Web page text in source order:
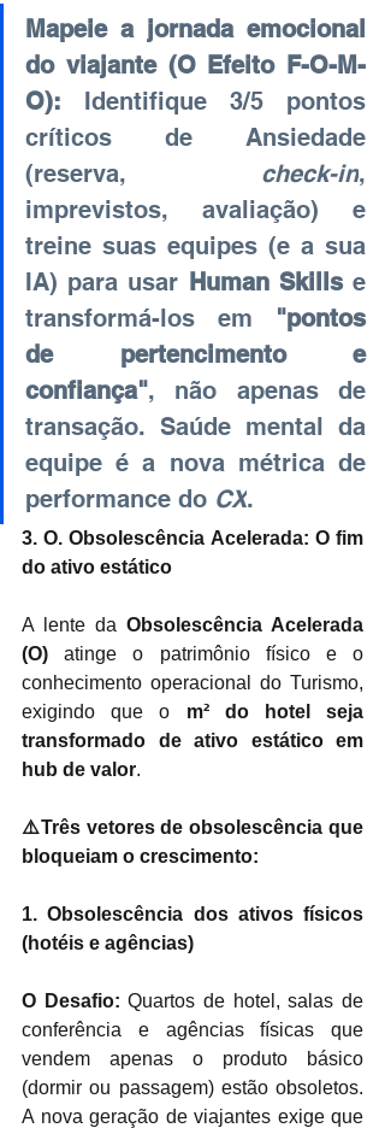
Mapeie a jornada emocional
do viajante (O Efeito F-O-M-
O):
Identifique 3/5 pontos
críticos de Ansiedade
(reserva,
check-in,
imprevistos, avaliação) e
treine suas equipes (e a sua
IA) para usar Human Skills e
transformá-los em
"pontos
de pertencimento e
confiança", não apenas de
transação. Saúde mental da
equipe é a nova métrica de
performance do CX.
3. O. Obsolescência Acelerada: O fim
do ativo estático
A lente da Obsolescência Acelerada
(O)
atinge o patrimônio físico e o
conhecimento operacional do Turismo,
exigindo que o
m² do hotel seja
transformado de ativo estático em
hub de valor.
⚠️Três vetores de obsolescência que
bloqueiam o crescimento:
1. Obsolescência dos ativos físicos
(hotéis e agências)
O Desafio: Quartos de hotel, salas de
conferência e agências físicas que
vendem apenas o produto básico
(dormir ou passagem) estão obsoletos.
A nova geração de viajantes exige que